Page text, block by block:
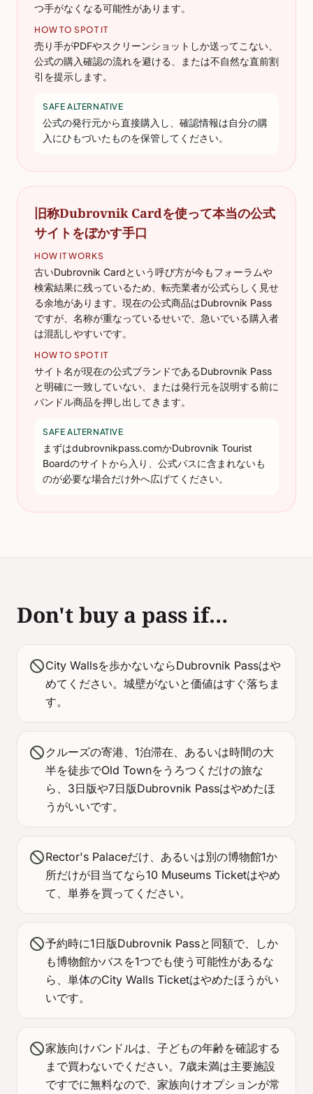
つ手がなくなる可能性があります。
HOW TO SPOT IT
売り手がPDFやスクリーンショットしか送ってこない、
公式の購入確認の流れを避ける、または不自然な直前割
引を提示します。
SAFE ALTERNATIVE
公式の発行元から直接購入し、確認情報は自分の購
入にひもづいたものを保管してください。
旧称Dubrovnik Cardを使って本当の公式
サイトをぼかす手口
HOW IT WORKS
古いDubrovnik Cardという呼び方が今もフォーラムや
検索結果に残っているため、転売業者が公式らしく見せ
る余地があります。現在の公式商品はDubrovnik Pass
ですが、名称が重なっているせいで、急いでいる購入者
は混乱しやすいです。
HOW TO SPOT IT
サイト名が現在の公式ブランドであるDubrovnik Pass
と明確に一致していない、または発行元を説明する前に
バンドル商品を押し出してきます。
SAFE ALTERNATIVE
まずはdubrovnikpass.comかDubrovnik Tourist
Boardのサイトから入り、公式パスに含まれないも
のが必要な場合だけ外へ広げてください。
Don't buy a pass if…
blockCity Wallsを歩かないならDubrovnik Passはや
めてください。城壁がないと価値はすぐ落ちま
す。
block クルーズの寄港、1泊滞在、あるいは時間の大
半を徒歩でOld Townをうろつくだけの旅な
ら、3日版や7日版Dubrovnik Passはやめたほ
うがいいです。
blockRector's Palaceだけ、あるいは別の博物館1か
所だけが目当てなら10 Museums Ticketはやめ
て、単券を買ってください。
block予約時に1日版Dubrovnik Passと同額で、しか
も博物館かバスを1つでも使う可能性があるな
ら、単体のCity Walls Ticketはやめたほうがい
いです。
block家族向けバンドルは、子どもの年齢を確認する
まで買わないでください。7歳未満は主要施設
ですでに無料なので、家族向けオプションが常